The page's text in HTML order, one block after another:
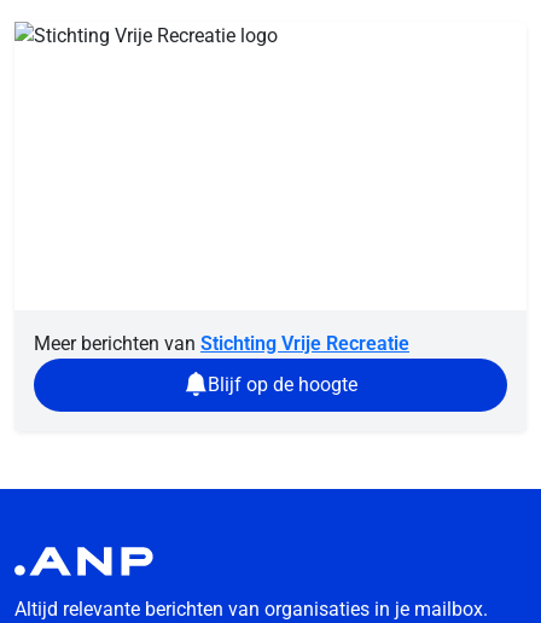
Meer berichten van Stichting Vrije Recreatie
Blijf op de hoogte
Altijd relevante berichten van organisaties in je mailbox.